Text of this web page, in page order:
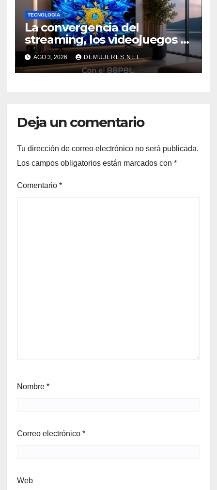
TECNOLOGÍA
La convergencia del
streaming, los videojuegos y
el deporte impulsa una
nueva era de televisores
AGO 3, 2026 DEMUJERES.NET
Deja un comentario
Tu dirección de correo electrónico no será publicada.
Los campos obligatorios están marcados con *
Comentario *
Nombre *
Correo electrónico *
Web